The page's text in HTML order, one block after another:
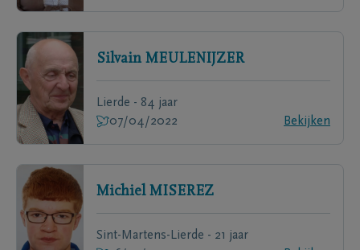
Silvain MEULENIJZER
Lierde - 84 jaar
07/04/2022
Bekijken
Michiel MISEREZ
Sint-Martens-Lierde - 21 jaar